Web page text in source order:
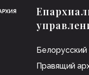
Белорусский
Правящий